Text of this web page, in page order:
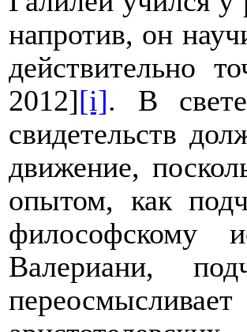
напротив, он
действительно
2012][i]. В свете
свидетельств
движение,
опытом, как
Валериани,